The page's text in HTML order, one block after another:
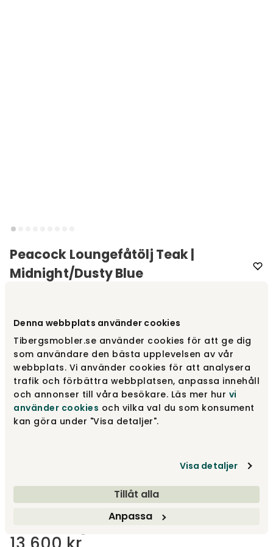
Denna webbplats använder cookies
Tibergsmobler.se använder cookies för att ge dig
som användare den bästa upplevelsen av vår
webbplats. Vi använder cookies för att analysera
trafik och förbättra webbplatsen, anpassa innehåll
och annonser till våra besökare. Läs mer hur vi
använder cookies och vilka val du som konsument
kan göra under "Visa detaljer".
Visa detaljer
Tillåt alla
Anpassa
Peacock Loungefåtölj Teak |
Midnight/Dusty Blue
Välj utförandeMidnight/Dusty Blue Weave
Midnight/Dusty Blue Weave 13 600 kr
Grey/Light Grey Weave
13 600 kr
Visa fler +2